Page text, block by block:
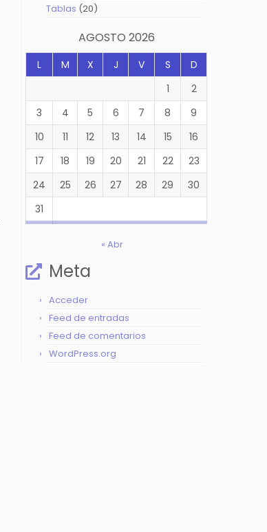
productos
Tablas 2020
AGOSTO 2026
L M X J V S
D
1
2
3
4 5 6 7 8
9
10
11 12 13 14 15
16
17
18 19 20 21 22
23
24
25 26 27 28 29
30
31
« Abr
Meta
Acceder
Feed de entradas
Feed de comentarios
WordPress.org